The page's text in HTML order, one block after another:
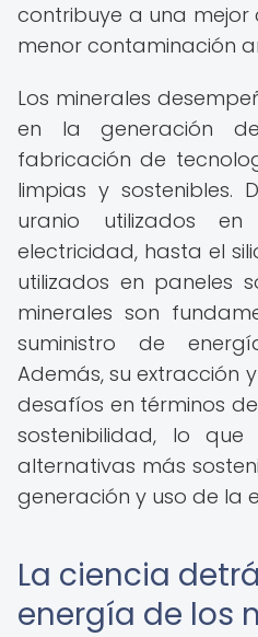
contribuye a una
menor contaminación
Los minerales
en la generación
fabricación de
limpias y sostenibles.
uranio utilizados
electricidad, hasta el
utilizados en paneles
minerales son
suministro de
Además, su extracción
desafíos en términos
sostenibilidad, lo
alternativas más
generación y uso de la
La ciencia
energía de los